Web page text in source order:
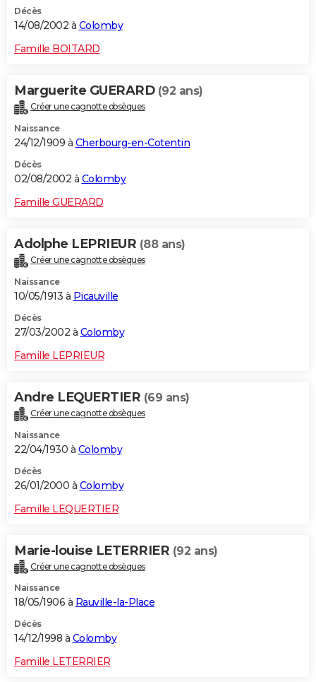
Décès
14/08/2002 à Colomby
Famille BOITARD
Marguerite GUERARD (92 ans)
Créer une cagnotte obsèques
Naissance
24/12/1909 à Cherbourg-en-Cotentin
Décès
02/08/2002 à Colomby
Famille GUERARD
Adolphe LEPRIEUR (88 ans)
Créer une cagnotte obsèques
Naissance
10/05/1913 à Picauville
Décès
27/03/2002 à Colomby
Famille LEPRIEUR
Andre LEQUERTIER (69 ans)
Créer une cagnotte obsèques
Naissance
22/04/1930 à Colomby
Décès
26/01/2000 à Colomby
Famille LEQUERTIER
Marie-louise LETERRIER (92 ans)
Créer une cagnotte obsèques
Naissance
18/05/1906 à Rauville-la-Place
Décès
14/12/1998 à Colomby
Famille LETERRIER